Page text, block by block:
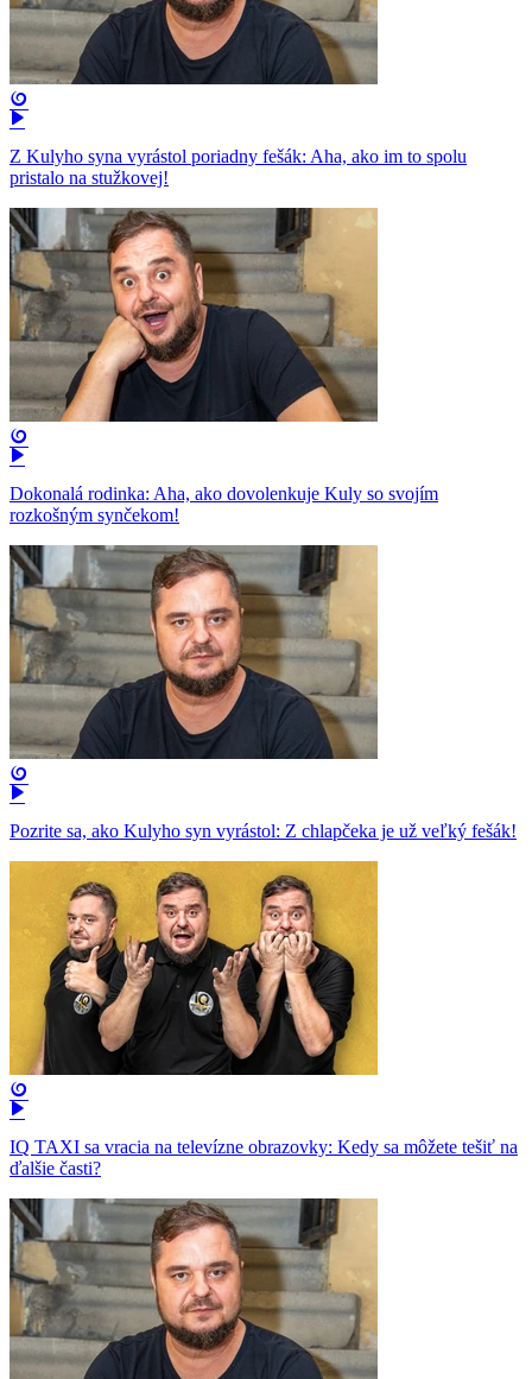
Z Kulyho syna vyrástol poriadny fešák: Aha, ako im to spolu
pristalo na stužkovej!
Dokonalá rodinka: Aha, ako dovolenkuje Kuly so svojím
rozkošným synčekom!
Pozrite sa, ako Kulyho syn vyrástol: Z chlapčeka je už veľký fešák!
IQ TAXI sa vracia na televízne obrazovky: Kedy sa môžete tešiť na
ďalšie časti?